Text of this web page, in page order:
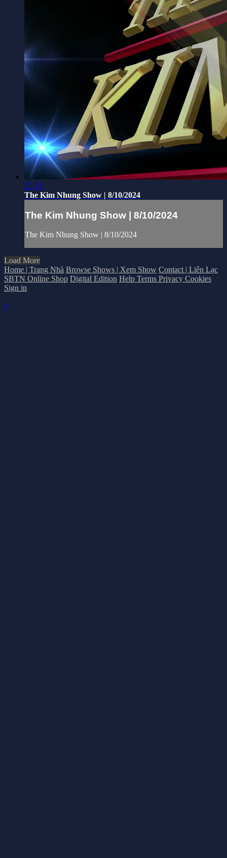
25:51
The Kim Nhung Show | 8/10/2024
The Kim Nhung Show | 8/10/2024
The Kim Nhung Show | 8/10/2024
Load More
Home | Trang Nhà Browse Shows | Xem Show Contact | Liên Lạc
SBTN Online Shop Digital Edition Help Terms Privacy Cookies
Sign in
×